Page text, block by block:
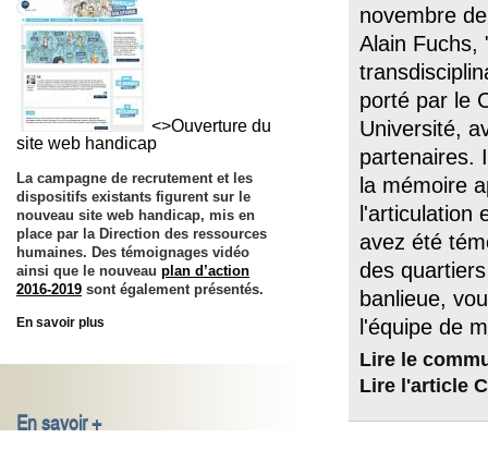
<>Ouverture du
site web handicap
La campagne de recrutement et les
dispositifs existants figurent sur le
nouveau site web handicap, mis en
place par la Direction des ressources
humaines. Des témoignages vidéo
ainsi que le nouveau plan d’action
2016-2019 sont également présentés.
En savoir plus
En savoir +
novembre
Alain Fuchs,
porté par le
Université,
partenaires.
la mémoire
l'articulation
avez été
des
banlieue,
l'équipe de
Lire le
Lire l'article